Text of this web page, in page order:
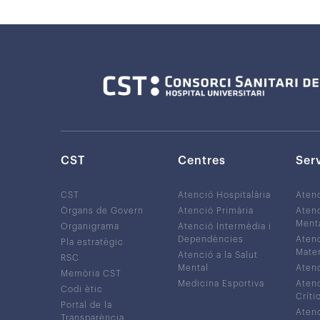
CST
CST
Òrgans de Govern
Organigrama
Pla estratègic
RSC
Memòria CST
Codi ètic
Portal de la
Transparència
Centres
Atenció Hospitalària
Atenció Primària
Atenció Intermèdia i
Dependències
Atenció a la Salut
Mental
Medicina Esportiva